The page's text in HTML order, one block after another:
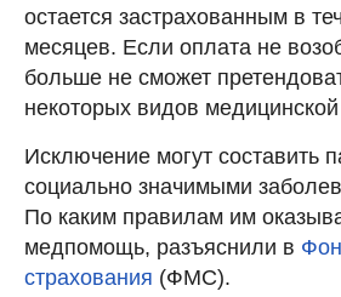
остается застрахованным в
месяцев. Если оплата не
больше не сможет
некоторых видов
Исключение могут составить
социально значимыми
По каким правилам им
медпомощь, разъяснили в
страхования (ФМС).